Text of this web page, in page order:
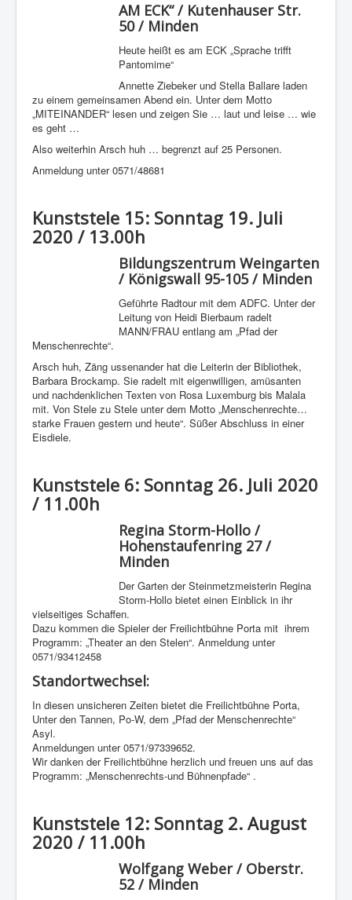
AM ECK“ / Kutenhauser Str.
50 / Minden
Heute heißt es am ECK „Sprache trifft
Pantomime“
Annette Ziebeker und Stella Ballare laden
zu einem gemeinsamen Abend ein. Unter dem Motto
„MITEINANDER“ lesen und zeigen Sie … laut und leise … wie
es geht …
Also weiterhin Arsch huh … begrenzt auf 25 Personen.
Anmeldung unter 0571/48681
Kunststele 15: Sonntag 19. Juli
2020 / 13.00h
Bildungszentrum Weingarten
/ Königswall 95-105 / Minden
Geführte Radtour mit dem ADFC. Unter der
Leitung von Heidi Bierbaum radelt
MANN/FRAU entlang am „Pfad der
Menschenrechte“.
Arsch huh, Zäng ussenander hat die Leiterin der Bibliothek,
Barbara Brockamp. Sie radelt mit eigenwilligen, amüsanten
und nachdenklichen Texten von Rosa Luxemburg bis Malala
mit. Von Stele zu Stele unter dem Motto „Menschenrechte…
starke Frauen gestern und heute“. Süßer Abschluss in einer
Eisdiele.
Kunststele 6: Sonntag 26. Juli 2020
/ 11.00h
Regina Storm-Hollo /
Hohenstaufenring 27 /
Minden
Der Garten der Steinmetzmeisterin Regina
Storm-Hollo bietet einen Einblick in ihr
vielseitiges Schaffen.
Dazu kommen die Spieler der Freilichtbühne Porta mit ihrem
Programm: „Theater an den Stelen“. Anmeldung unter
0571/93412458
Standortwechsel:
In diesen unsicheren Zeiten bietet die Freilichtbühne Porta,
Unter den Tannen, Po-W, dem „Pfad der Menschenrechte“
Asyl.
Anmeldungen unter 0571/97339652.
Wir danken der Freilichtbühne herzlich und freuen uns auf das
Programm: „Menschenrechts-und Bühnenpfade“ .
Kunststele 12: Sonntag 2. August
2020 / 11.00h
Wolfgang Weber / Oberstr.
52 / Minden